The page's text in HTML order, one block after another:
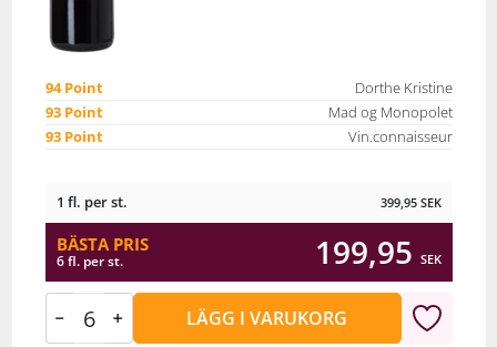
94 Point
Dorthe Kristine
93 Point
Mad og Monopolet
93 Point
Vin.connaisseur
1 fl. per st. 399,95 SEK
BÄSTA PRIS
6 fl. per st. 199,95 SEK
LÄGG I VARUKORG